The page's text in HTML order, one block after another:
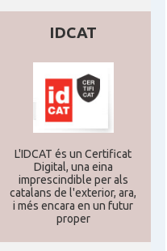
IDCAT
L'IDCAT és un Certificat
Digital, una eina
imprescindible per als
catalans de l'exterior, ara,
i més encara en un futur
proper